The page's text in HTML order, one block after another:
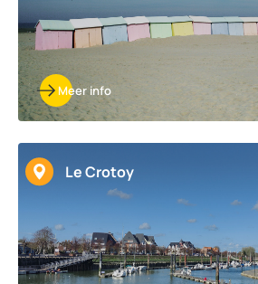
Meer info
Le Crotoy